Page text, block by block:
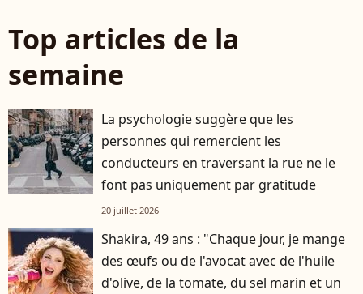
Top articles de la
semaine
La psychologie suggère que les
personnes qui remercient les
conducteurs en traversant la rue ne le
font pas uniquement par gratitude
20 juillet 2026
Shakira, 49 ans : "Chaque jour, je mange
des œufs ou de l'avocat avec de l'huile
d'olive, de la tomate, du sel marin et un